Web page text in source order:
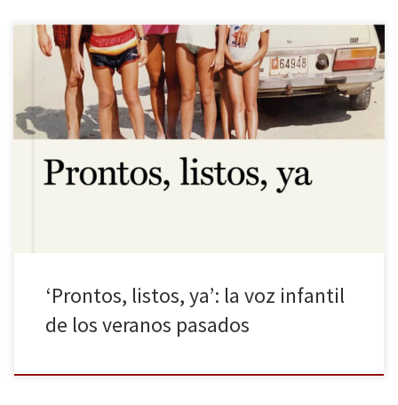
Recuerdo el olor del Ducados de papáUn Seat Córdoba y
cantarVer la luna y sollozar Julio Iglesias, Rigoberta Bandini.
«Vacas. Postes. Auto blanco con conductor solo. Auto rojo con
familia. Camioneta con dos hombres. Camión con vacas. Surco
que deja camión con vacas que orinan y defecan por el susto […]
‘Prontos, listos, ya’: la voz infantil
de los veranos pasados